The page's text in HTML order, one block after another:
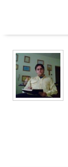
Calarasi
Caras-Severin
Cluj